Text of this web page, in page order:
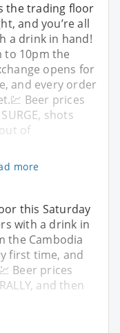
the trading floor
and you’re all
a drink in hand!
to 10pm the
opens for
and every order
Beer prices
shots
of
more
this Saturday
with a drink in
the Cambodia
first time, and
Beer prices
and then